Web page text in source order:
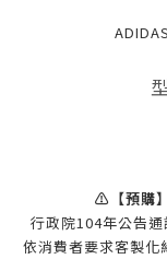
⚠️【預購
行政院104年公告
依消費者要求客製化